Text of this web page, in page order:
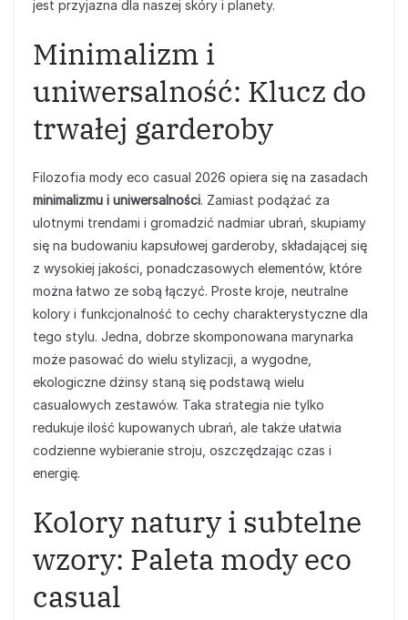
jest przyjazna dla naszej skóry i planety.
Minimalizm i
uniwersalność: Klucz do
trwałej garderoby
Filozofia mody eco casual 2026 opiera się na zasadach
minimalizmu i uniwersalności. Zamiast podążać za
ulotnymi trendami i gromadzić nadmiar ubrań, skupiamy
się na budowaniu kapsułowej garderoby, składającej się
z wysokiej jakości, ponadczasowych elementów, które
można łatwo ze sobą łączyć. Proste kroje, neutralne
kolory i funkcjonalność to cechy charakterystyczne dla
tego stylu. Jedna, dobrze skomponowana marynarka
może pasować do wielu stylizacji, a wygodne,
ekologiczne dżinsy staną się podstawą wielu
casualowych zestawów. Taka strategia nie tylko
redukuje ilość kupowanych ubrań, ale także ułatwia
codzienne wybieranie stroju, oszczędzając czas i
energię.
Kolory natury i subtelne
wzory: Paleta mody eco
casual